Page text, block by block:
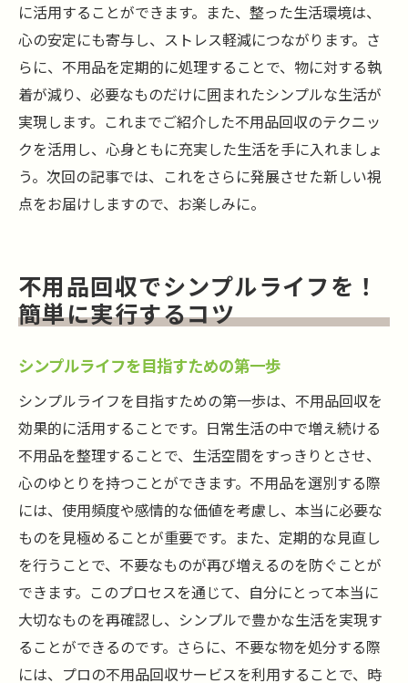
に活用することができます。また、整った生活環境は、
心の安定にも寄与し、ストレス軽減につながります。さ
らに、不用品を定期的に処理することで、物に対する執
着が減り、必要なものだけに囲まれたシンプルな生活が
実現します。これまでご紹介した不用品回収のテクニッ
クを活用し、心身ともに充実した生活を手に入れましょ
う。次回の記事では、これをさらに発展させた新しい視
点をお届けしますので、お楽しみに。
不用品回収でシンプルライフを！
簡単に実行するコツ
シンプルライフを目指すための第一歩
シンプルライフを目指すための第一歩は、不用品回収を
効果的に活用することです。日常生活の中で増え続ける
不用品を整理することで、生活空間をすっきりとさせ、
心のゆとりを持つことができます。不用品を選別する際
には、使用頻度や感情的な価値を考慮し、本当に必要な
ものを見極めることが重要です。また、定期的な見直し
を行うことで、不要なものが再び増えるのを防ぐことが
できます。このプロセスを通じて、自分にとって本当に
大切なものを再確認し、シンプルで豊かな生活を実現す
ることができるのです。さらに、不要な物を処分する際
には、プロの不用品回収サービスを利用することで、時